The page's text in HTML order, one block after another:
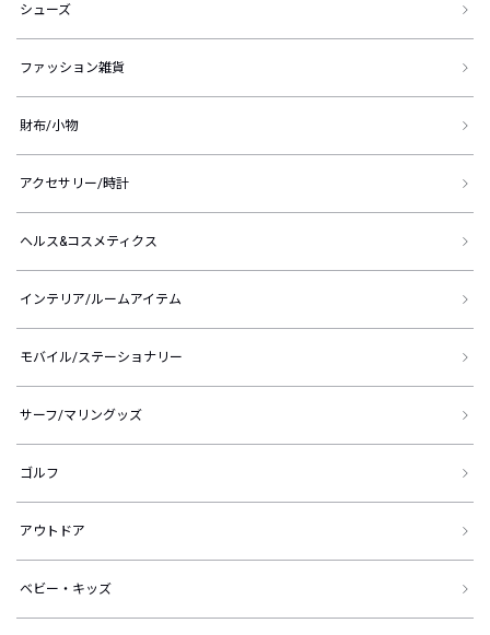
シューズ
ファッション雑貨
財布/小物
アクセサリー/時計
ヘルス&コスメティクス
インテリア/ルームアイテム
モバイル/ステーショナリー
サーフ/マリングッズ
ゴルフ
アウトドア
ベビー・キッズ